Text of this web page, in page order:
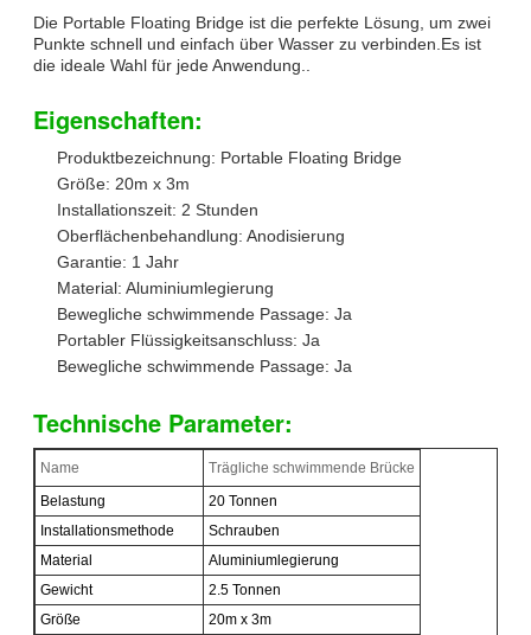
Die Portable Floating Bridge ist die perfekte Lösung, um zwei
Punkte schnell und einfach über Wasser zu verbinden.Es ist
die ideale Wahl für jede Anwendung..
Eigenschaften:
Produktbezeichnung: Portable Floating Bridge
Größe: 20m x 3m
Installationszeit: 2 Stunden
Oberflächenbehandlung: Anodisierung
Garantie: 1 Jahr
Material: Aluminiumlegierung
Bewegliche schwimmende Passage: Ja
Portabler Flüssigkeitsanschluss: Ja
Bewegliche schwimmende Passage: Ja
Technische Parameter:
Name
Trägliche schwimmende Brücke
Belastung
20 Tonnen
Installationsmethode
Schrauben
Material
Aluminiumlegierung
Gewicht
2.5 Tonnen
Größe
20m x 3m